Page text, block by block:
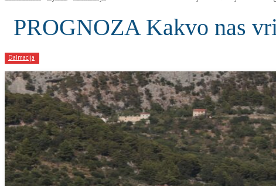
PROGNOZA Kakvo nas
Dalmacija